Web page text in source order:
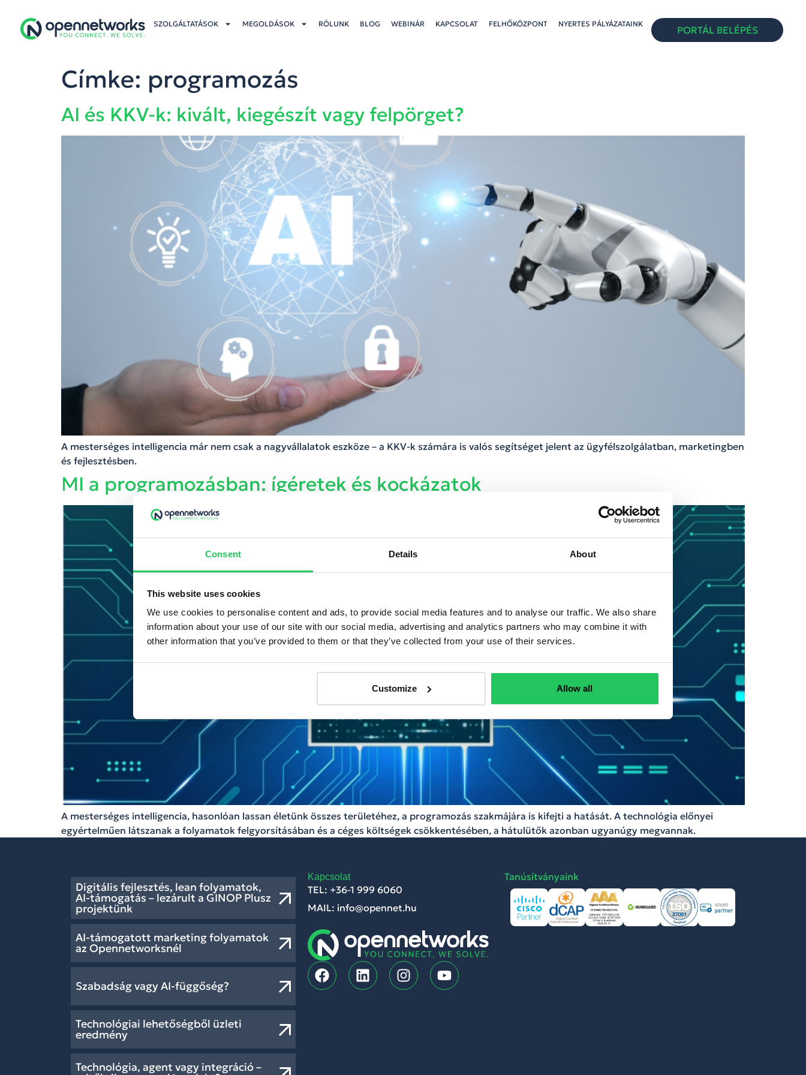
Consent Details About
This website uses cookies
We use cookies to personalise content and ads, to provide social media features and to analyse our traffic. We also share
information about your use of our site with our social media, advertising and analytics partners who may combine it with
other information that you’ve provided to them or that they’ve collected from your use of their services.
Customize Allow all
SZOLGÁLTATÁSOK MEGOLDÁSOK RÓLUNK BLOG WEBINÁR KAPCSOLAT FELHŐKÖZPONT NYERTES PÁLYÁZATAINK
PORTÁL BELÉPÉS
Címke: programozás
AI és KKV-k: kivált, kiegészít vagy felpörget?
A mesterséges intelligencia már nem csak a nagyvállalatok eszköze – a KKV-k számára is valós segítséget jelent az ügyfélszolgálatban, marketingben
és fejlesztésben.
MI a programozásban: ígéretek és kockázatok
A mesterséges intelligencia, hasonlóan lassan életünk összes területéhez, a programozás szakmájára is kifejti a hatását. A technológia előnyei
egyértelműen látszanak a folyamatok felgyorsításában és a céges költségek csökkentésében, a hátulütők azonban ugyanúgy megvannak.
Digitális fejlesztés, lean folyamatok,
AI-támogatás – lezárult a GINOP Plusz
projektünk
AI-támogatott marketing folyamatok
az Opennetworksnél
Szabadság vagy AI-függőség?
Technológiai lehetőségből üzleti
eredmény
Technológia, agent vagy integráció –
Kapcsolat
TEL: +36-1 999 6060
MAIL: info@opennet.hu
Tanúsítványaink